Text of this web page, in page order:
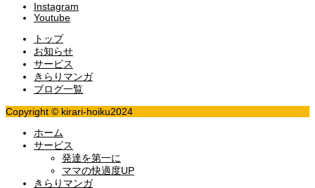
Instagram
Youtube
トップ
お知らせ
サービス
きらりマンガ
ブログ一覧
Copyright © kirari-hoiku2024
ホーム
サービス
発達を第一に
ママの快適度UP
きらりマンガ